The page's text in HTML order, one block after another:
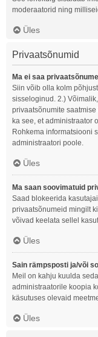
moderaatorid ning
Üles
Privaatsõnumid
Ma ei saa
Siin võib olla kolm
sisseloginud. 2.)
privaatsõnumite
ka see, et administraator
Rohkema informatsiooni
administraatori poole.
Üles
Ma saan soovimatuid
Saad blokeerida
privaatsõnumeid mingilt
võivad keelata sellel
Üles
Sain rämpsposti ja/või
Meil on kahju kuulda
administraatorile koopia
käsutuses olevaid
Üles